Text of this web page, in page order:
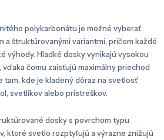
polykarbonátu je možné vyberať
a štruktúrovanými variantmi, pričom každé
výhody. Hladké dosky vynikajú vysokou
čomu zaisťujú maximálny priechod
tam, kde je kladený dôraz na svetlosť
svetlíkov alebo prístreškov.
dosky s povrchom typu
ktoré svetlo rozptyľujú a výrazne znižujú